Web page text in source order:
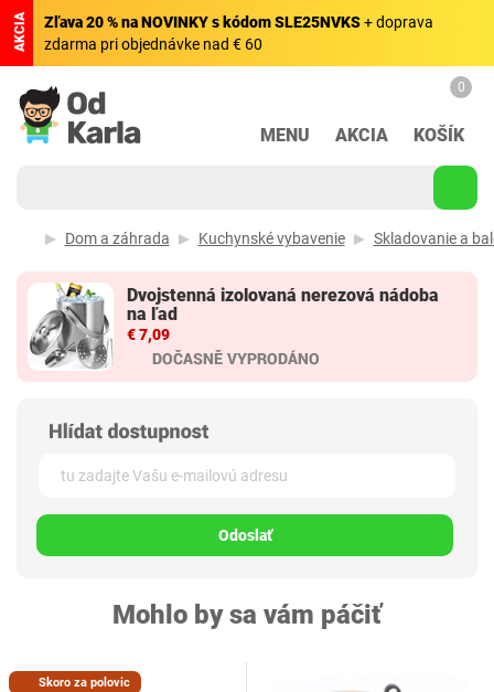
AKCIA Zľava 20 % na NOVINKY s kódom SLE25NVKS+ doprava
zdarma pri objednávke nad € 60
MENU AKCIA
0
KOŠÍK
Dom a záhrada Kuchynské vybavenie Skladovanie a
Dvojstenná izolovaná nerezová nádoba
na ľad
€ 7,09
Odoslať
Mohlo by sa vám páčiť
Skoro za polovic